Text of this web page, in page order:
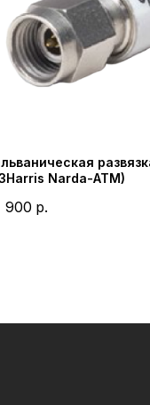
Narda-ATM)
900 р.